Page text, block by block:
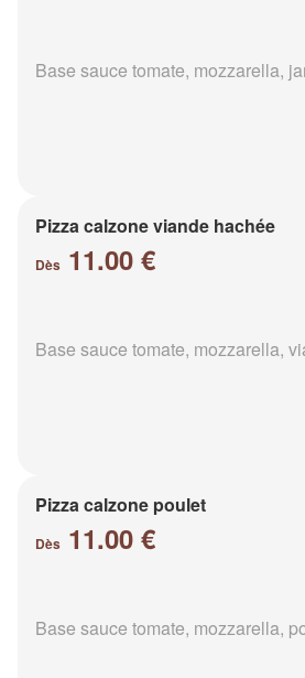
Base sauce tomate, mozzarella,
Pizza calzone viande hachée
Dès 11.00 €
Base sauce tomate, mozzarella,
Pizza calzone poulet
Dès 11.00 €
Base sauce tomate, mozzarella,